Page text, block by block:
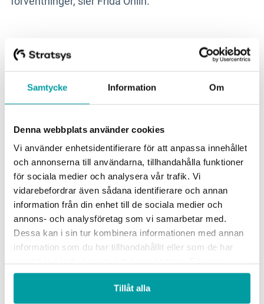
Samtycke Information Om
Denna webbplats använder cookies
Vi använder enhetsidentifierare för att anpassa innehållet
och annonserna till användarna, tillhandahålla funktioner
för sociala medier och analysera vår trafik. Vi
vidarebefordrar även sådana identifierare och annan
information från din enhet till de sociala medier och
annons- och analysföretag som vi samarbetar med.
Dessa kan i sin tur kombinera informationen med annan
information som du har tillhandahållit eller som de har
information, se vårintegritetspolicy.
Tillåt alla